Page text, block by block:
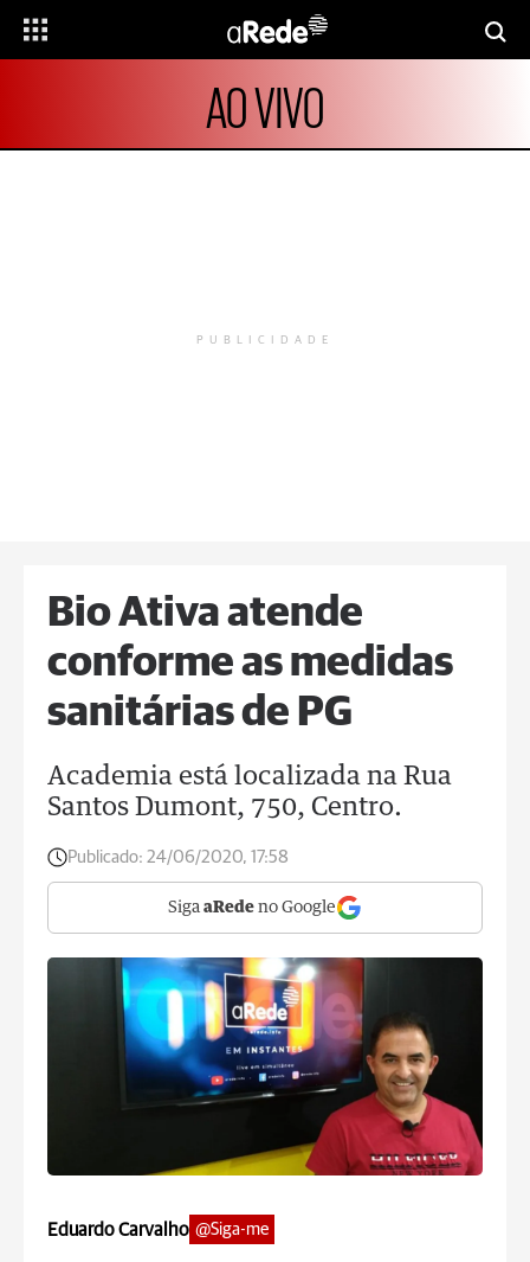
AO VIVO
PUBLICIDADE
Bio Ativa atende
conforme as medidas
sanitárias de PG
Academia está localizada na Rua
Santos Dumont, 750, Centro.
Publicado: 24/06/2020, 17:58
Siga aRede no Google
Eduardo Carvalho @Siga-me